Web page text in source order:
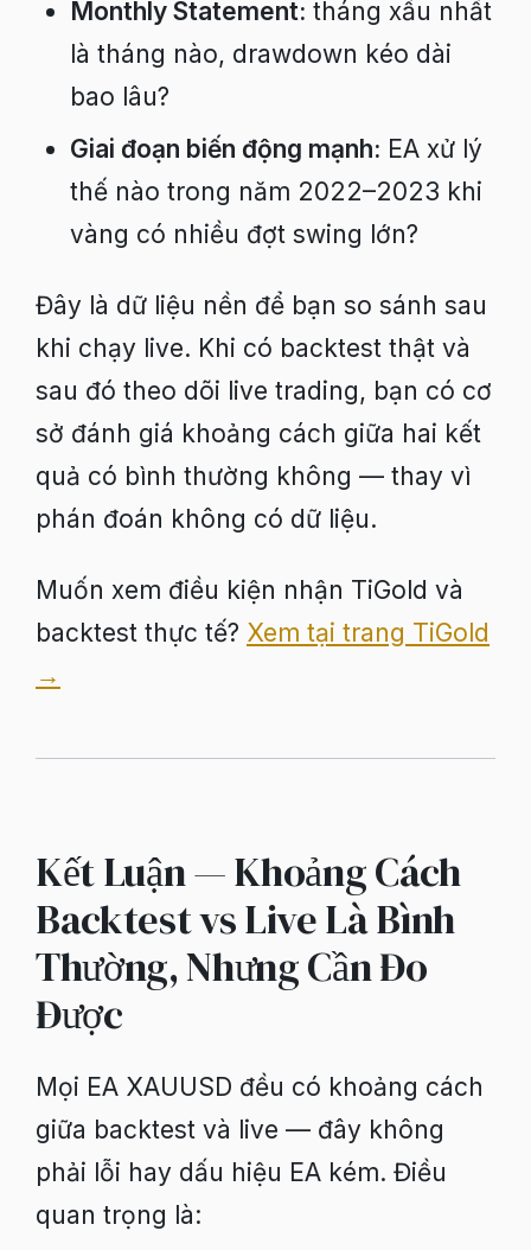
Monthly Statement: tháng xấu nhất
là tháng nào, drawdown kéo dài
bao lâu?
Giai đoạn biến động mạnh: EA xử lý
thế nào trong năm 2022–2023 khi
vàng có nhiều đợt swing lớn?
Đây là dữ liệu nền để bạn so sánh sau
khi chạy live. Khi có backtest thật và
sau đó theo dõi live trading, bạn có cơ
sở đánh giá khoảng cách giữa hai kết
quả có bình thường không — thay vì
phán đoán không có dữ liệu.
Muốn xem điều kiện nhận TiGold và
backtest thực tế? Xem tại trang TiGold
→
Kết Luận — Khoảng Cách
Backtest vs Live Là Bình
Thường, Nhưng Cần Đo
Được
Mọi EA XAUUSD đều có khoảng cách
giữa backtest và live — đây không
phải lỗi hay dấu hiệu EA kém. Điều
quan trọng là: